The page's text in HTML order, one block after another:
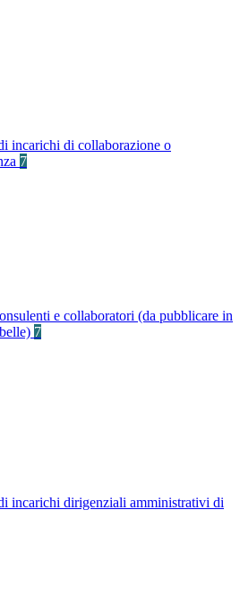
incarichi di collaborazione o
7
e collaboratori (da pubblicare in
7
incarichi dirigenziali amministrativi di